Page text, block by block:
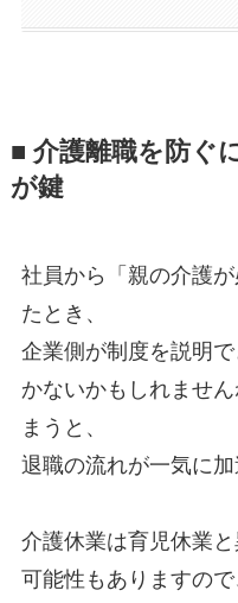
■ 介護離職を防ぐ
が鍵
社員から「親の介護
たとき、
企業側が制度を説明
かないかもしれませ
まうと、
退職の流れが一気に加
介護休業は育児休業
可能性もありますので